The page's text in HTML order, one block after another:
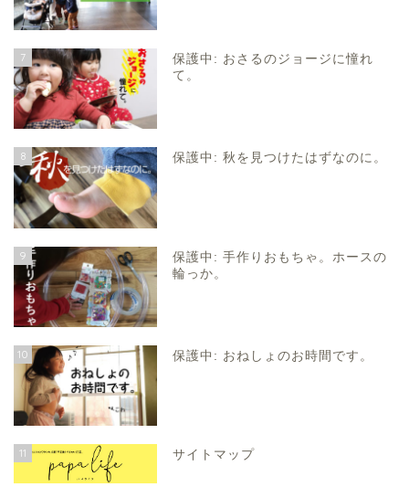
7
保護中: おさるのジョージに憧れ
て。
8 保護中: 秋を見つけたはずなのに。
9
保護中: 手作りおもちゃ。ホースの
輪っか。
10 保護中: おねしょのお時間です。
11 サイトマップ